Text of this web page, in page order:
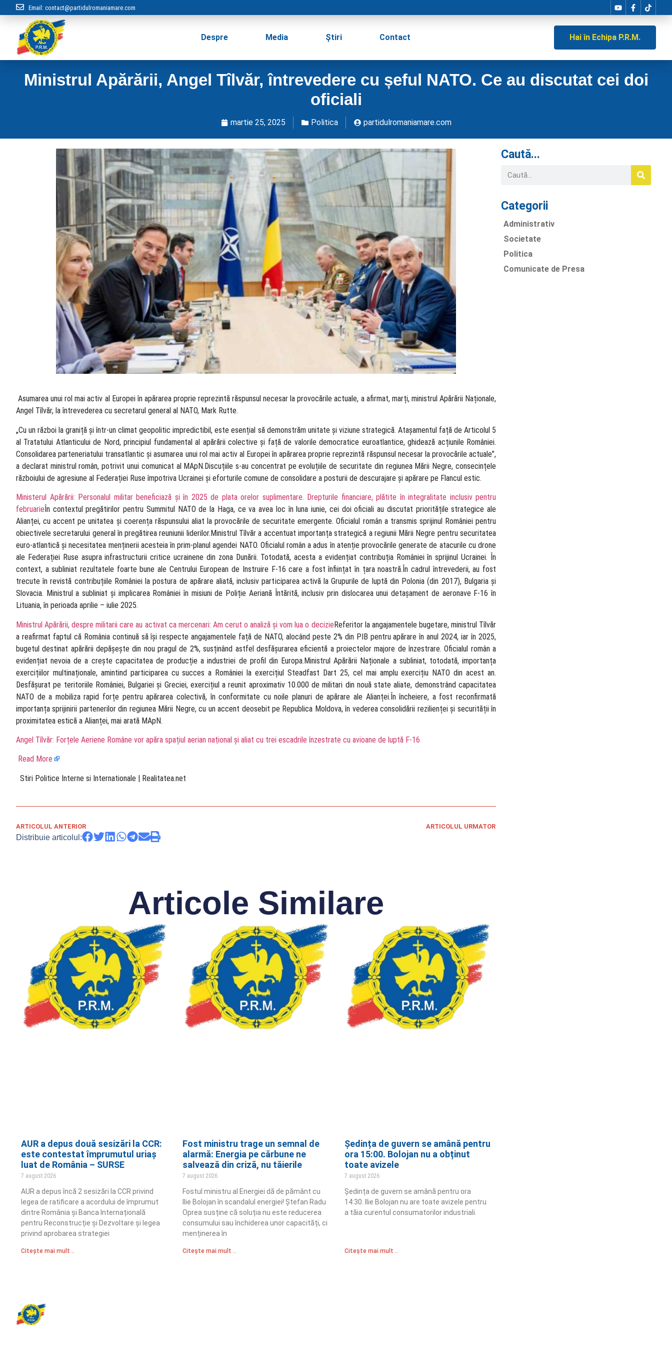
Email: contact@partidulromaniamare.com
Despre Media Știri Contact Hai în Echipa P.R.M.
Ministrul Apărării, Angel Tîlvăr, întrevedere cu șeful NATO. Ce au discutat cei doi
oficiali
martie 25, 2025 Politica partidulromaniamare.com
​ Asumarea unui rol mai activ al Europei în apărarea proprie reprezintă răspunsul necesar la provocările actuale, a afirmat, marți, ministrul Apărării Naționale,
Angel Tîlvăr, la întrevederea cu secretarul general al NATO, Mark Rutte.
„Cu un război la graniță și într-un climat geopolitic impredictibil, este esențial să demonstrăm unitate și viziune strategică. Atașamentul față de Articolul 5
al Tratatului Atlanticului de Nord, principiul fundamental al apărării colective și față de valorile democratice euroatlantice, ghidează acțiunile României.
Consolidarea parteneriatului transatlantic și asumarea unui rol mai activ al Europei în apărarea proprie reprezintă răspunsul necesar la provocările actuale”,
a declarat ministrul român, potrivit unui comunicat al MApN.Discuțiile s-au concentrat pe evoluțiile de securitate din regiunea Mării Negre, consecințele
războiului de agresiune al Federației Ruse împotriva Ucrainei și eforturile comune de consolidare a posturii de descurajare și apărare pe Flancul estic.
Ministerul Apărării: Personalul militar beneficiază şi în 2025 de plata orelor suplimentare. Drepturile financiare, plătite în integralitate inclusiv pentru
februarie În contextul pregătirilor pentru Summitul NATO de la Haga, ce va avea loc în luna iunie, cei doi oficiali au discutat prioritățile strategice ale
Alianței, cu accent pe unitatea și coerența răspunsului aliat la provocările de securitate emergente. Oficialul român a transmis sprijinul României pentru
obiectivele secretarului general în pregătirea reuniunii liderilor.Ministrul Tîlvăr a accentuat importanța strategică a regiunii Mării Negre pentru securitatea
euro-atlantică și necesitatea menținerii acesteia în prim-planul agendei NATO. Oficialul român a adus în atenție provocările generate de atacurile cu drone
ale Federației Ruse asupra infrastructurii critice ucrainene din zona Dunării. Totodată, acesta a evidențiat contribuția României în sprijinul Ucrainei. În
context, a subliniat rezultatele foarte bune ale Centrului European de Instruire F-16 care a fost înființat în țara noastră.În cadrul întrevederii, au fost
trecute în revistă contribuțiile României la postura de apărare aliată, inclusiv participarea activă la Grupurile de luptă din Polonia (din 2017), Bulgaria și
Slovacia. Ministrul a subliniat și implicarea României în misiuni de Poliție Aeriană Întărită, inclusiv prin dislocarea unui detașament de aeronave F-16 în
Lituania, în perioada aprilie – iulie 2025.
Ministrul Apărării, despre militarii care au activat ca mercenari: Am cerut o analiză și vom lua o decizieReferitor la angajamentele bugetare, ministrul Tîlvăr
a reafirmat faptul că România continuă să își respecte angajamentele față de NATO, alocând peste 2% din PIB pentru apărare în anul 2024, iar în 2025,
bugetul destinat apărării depășește din nou pragul de 2%, susținând astfel desfășurarea eficientă a proiectelor majore de înzestrare. Oficialul român a
evidențiat nevoia de a crește capacitatea de producție a industriei de profil din Europa.Ministrul Apărării Naționale a subliniat, totodată, importanța
exercițiilor multinaționale, amintind participarea cu succes a României la exercițiul Steadfast Dart 25, cel mai amplu exercițiu NATO din acest an.
Desfășurat pe teritoriile României, Bulgariei și Greciei, exercițiul a reunit aproximativ 10.000 de militari din nouă state aliate, demonstrând capacitatea
NATO de a mobiliza rapid forțe pentru apărarea colectivă, în conformitate cu noile planuri de apărare ale Alianței.În încheiere, a fost reconfirmată
importanța sprijinirii partenerilor din regiunea Mării Negre, cu un accent deosebit pe Republica Moldova, în vederea consolidării rezilienței și securității în
proximitatea estică a Alianței, mai arată MApN.
Angel Tîlvăr: Forțele Aeriene Române vor apăra spațiul aerian naţional şi aliat cu trei escadrile înzestrate cu avioane de luptă F-16
Read More
​ Stiri Politice Interne si Internationale | Realitatea.net
ARTICOLUL ANTERIOR ARTICOLUL URMATOR
Distribuie articolul:
Articole Similare
AUR a depus două sesizări la CCR:
este contestat împrumutul uriaș
luat de România – SURSE
7 august 2026
AUR a depus încă 2 sesizări la CCR privind
legea de ratificare a acordului de împrumut
dintre România și Banca Internațională
pentru Reconstrucție și Dezvoltare și legea
privind aprobarea strategiei
Citește mai mult ..
Fost ministru trage un semnal de
alarmă: Energia pe cărbune ne
salvează din criză, nu tăierile
7 august 2026
Fostul ministru al Energiei dă de pământ cu
Ilie Bolojan în scandalul energiei! Ștefan Radu
Oprea susține că soluția nu este reducerea
consumului sau închiderea unor capacități, ci
menținerea în
Citește mai mult ..
Ședința de guvern se amână pentru
ora 15:00. Bolojan nu a obținut
toate avizele
7 august 2026
Ședința de guvern se amână pentru ora
14:30. Ilie Bolojan nu are toate avizele pentru
a tăia curentul consumatorilor industriali.
Citește mai mult ..
Caută...
Categorii
Administrativ
Societate
Politica
Comunicate de Presa